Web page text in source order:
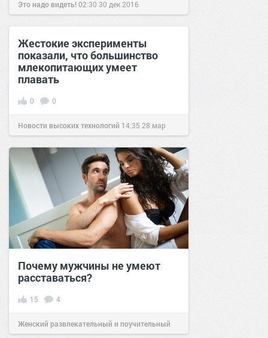
Это надо видеть!02:30 30 дек 2016
Жестокие эксперименты
показали, что большинство
млекопитающих умеет
плавать
0 0
Новости высоких технологий 14:35 28 мар
2017
Почему мужчины не умеют
расставаться?
15 4
Женский развлекательный и поучительный